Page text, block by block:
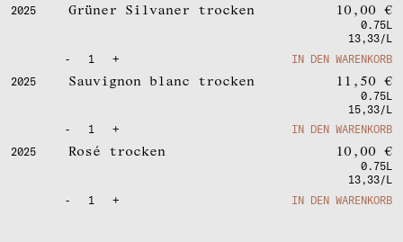
2025 Grüner Silvaner trocken 10,00 €
0.75L
13,33/L
-
1 +
IN DEN WARENKORB
2025
Sauvignon blanc trocken 11,50 €
0.75L
15,33/L
-
1 +
IN DEN WARENKORB
2025
Rosé trocken 10,00 €
0.75L
13,33/L
-
1 + IN DEN WARENKORB